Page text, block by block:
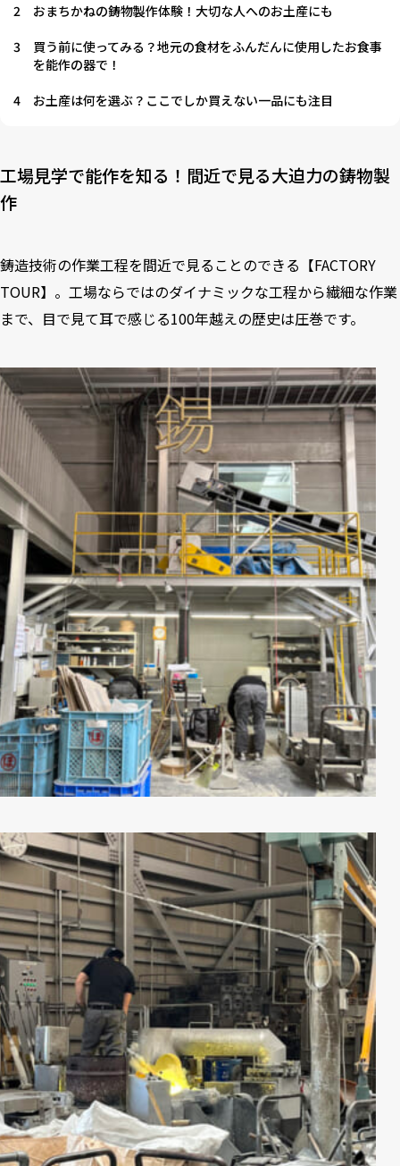
2
おまちかねの鋳物製作体験！大切な人へのお土産にも
3
買う前に使ってみる？地元の食材をふんだんに使用したお食事
を能作の器で！
4
お土産は何を選ぶ？ここでしか買えない一品にも注目
工場見学で能作を知る！間近で見る大迫力の鋳物製
作
鋳造技術の作業工程を間近で見ることのできる【FACTORY
TOUR】。工場ならではのダイナミックな工程から繊細な作業
まで、目で見て耳で感じる100年越えの歴史は圧巻です。